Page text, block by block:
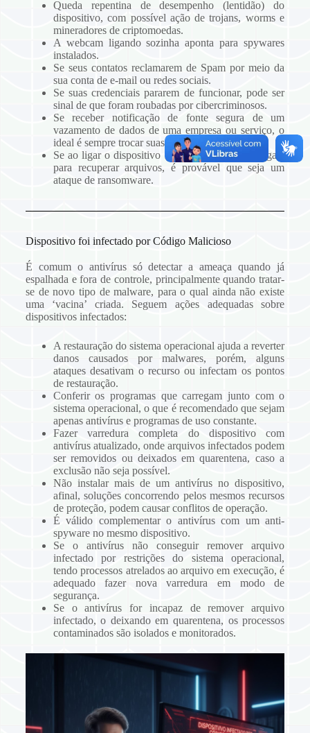
Queda repentina de desempenho (lentidão) do
dispositivo, com possível ação de trojans, worms e
mineradores de criptomoedas.
A webcam ligando sozinha aponta para spywares
instalados.
Se seus contatos reclamarem de Spam por meio da
sua conta de e-mail ou redes sociais.
Se suas credenciais pararem de funcionar, pode ser
sinal de que foram roubadas por cibercriminosos.
Se receber notificação de fonte segura de um
vazamento de dados de uma empresa ou serviço, o
ideal é sempre trocar suas senhas.
Se ao ligar o dispositivo surgir nota pedindo resgate
para recuperar arquivos, é provável que seja um
ataque de ransomware.
Dispositivo foi infectado por Código Malicioso
É comum o antivírus só detectar a ameaça quando já
espalhada e fora de controle, principalmente quando tratar-
se de novo tipo de malware, para o qual ainda não existe
uma ‘vacina’ criada. Seguem ações adequadas sobre
dispositivos infectados:
A restauração do sistema operacional ajuda a reverter
danos causados por malwares, porém, alguns
ataques desativam o recurso ou infectam os pontos
de restauração.
Conferir os programas que carregam junto com o
sistema operacional, o que é recomendado que sejam
apenas antivírus e programas de uso constante.
Fazer varredura completa do dispositivo com
antivírus atualizado, onde arquivos infectados podem
ser removidos ou deixados em quarentena, caso a
exclusão não seja possível.
Não instalar mais de um antivírus no dispositivo,
afinal, soluções concorrendo pelos mesmos recursos
de proteção, podem causar conflitos de operação.
É válido complementar o antivírus com um anti-
spyware no mesmo dispositivo.
Se o antivírus não conseguir remover arquivo
infectado por restrições do sistema operacional,
tendo processos atrelados ao arquivo em execução, é
adequado fazer nova varredura em modo de
segurança.
Se o antivírus for incapaz de remover arquivo
infectado, o deixando em quarentena, os processos
contaminados são isolados e monitorados.